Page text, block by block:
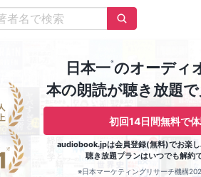
日本一※のオーディ
本の朗読が聴き放題
初回14日間無料で
audiobook.jpは会員登録(無料)でお楽し
聴き放題プランはいつでも解約
※日本マーケティングリサーチ機構